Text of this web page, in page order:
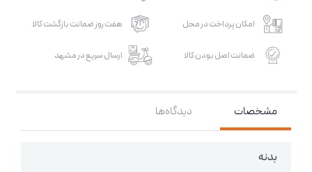
امکان پرداخت در محل هفت روز ضمانت بازگشت کالا
ضمانت اصل بودن کالا ارسال سریع در مشهد
مشخصات دیدگاه‌ها
بدنه